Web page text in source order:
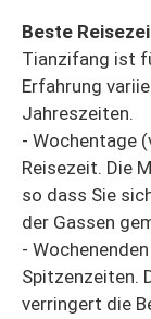
Beste
Tianzifang ist
Erfahrung
Jahreszeiten.
- Wochentage
Reisezeit. Die
so dass Sie
der Gassen
-
Spitzenzeiten.
verringert die